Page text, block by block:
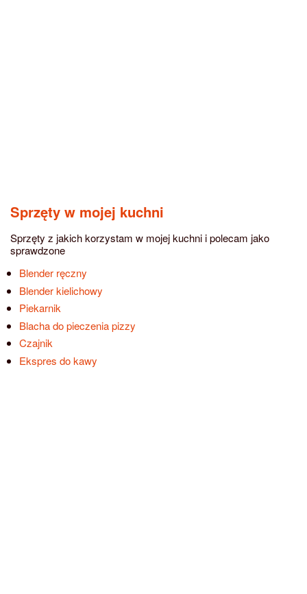
Sprzęty w mojej kuchni
Sprzęty z jakich korzystam w mojej kuchni i polecam jako
sprawdzone
Blender ręczny
Blender kielichowy
Piekarnik
Blacha do pieczenia pizzy
Czajnik
Ekspres do kawy